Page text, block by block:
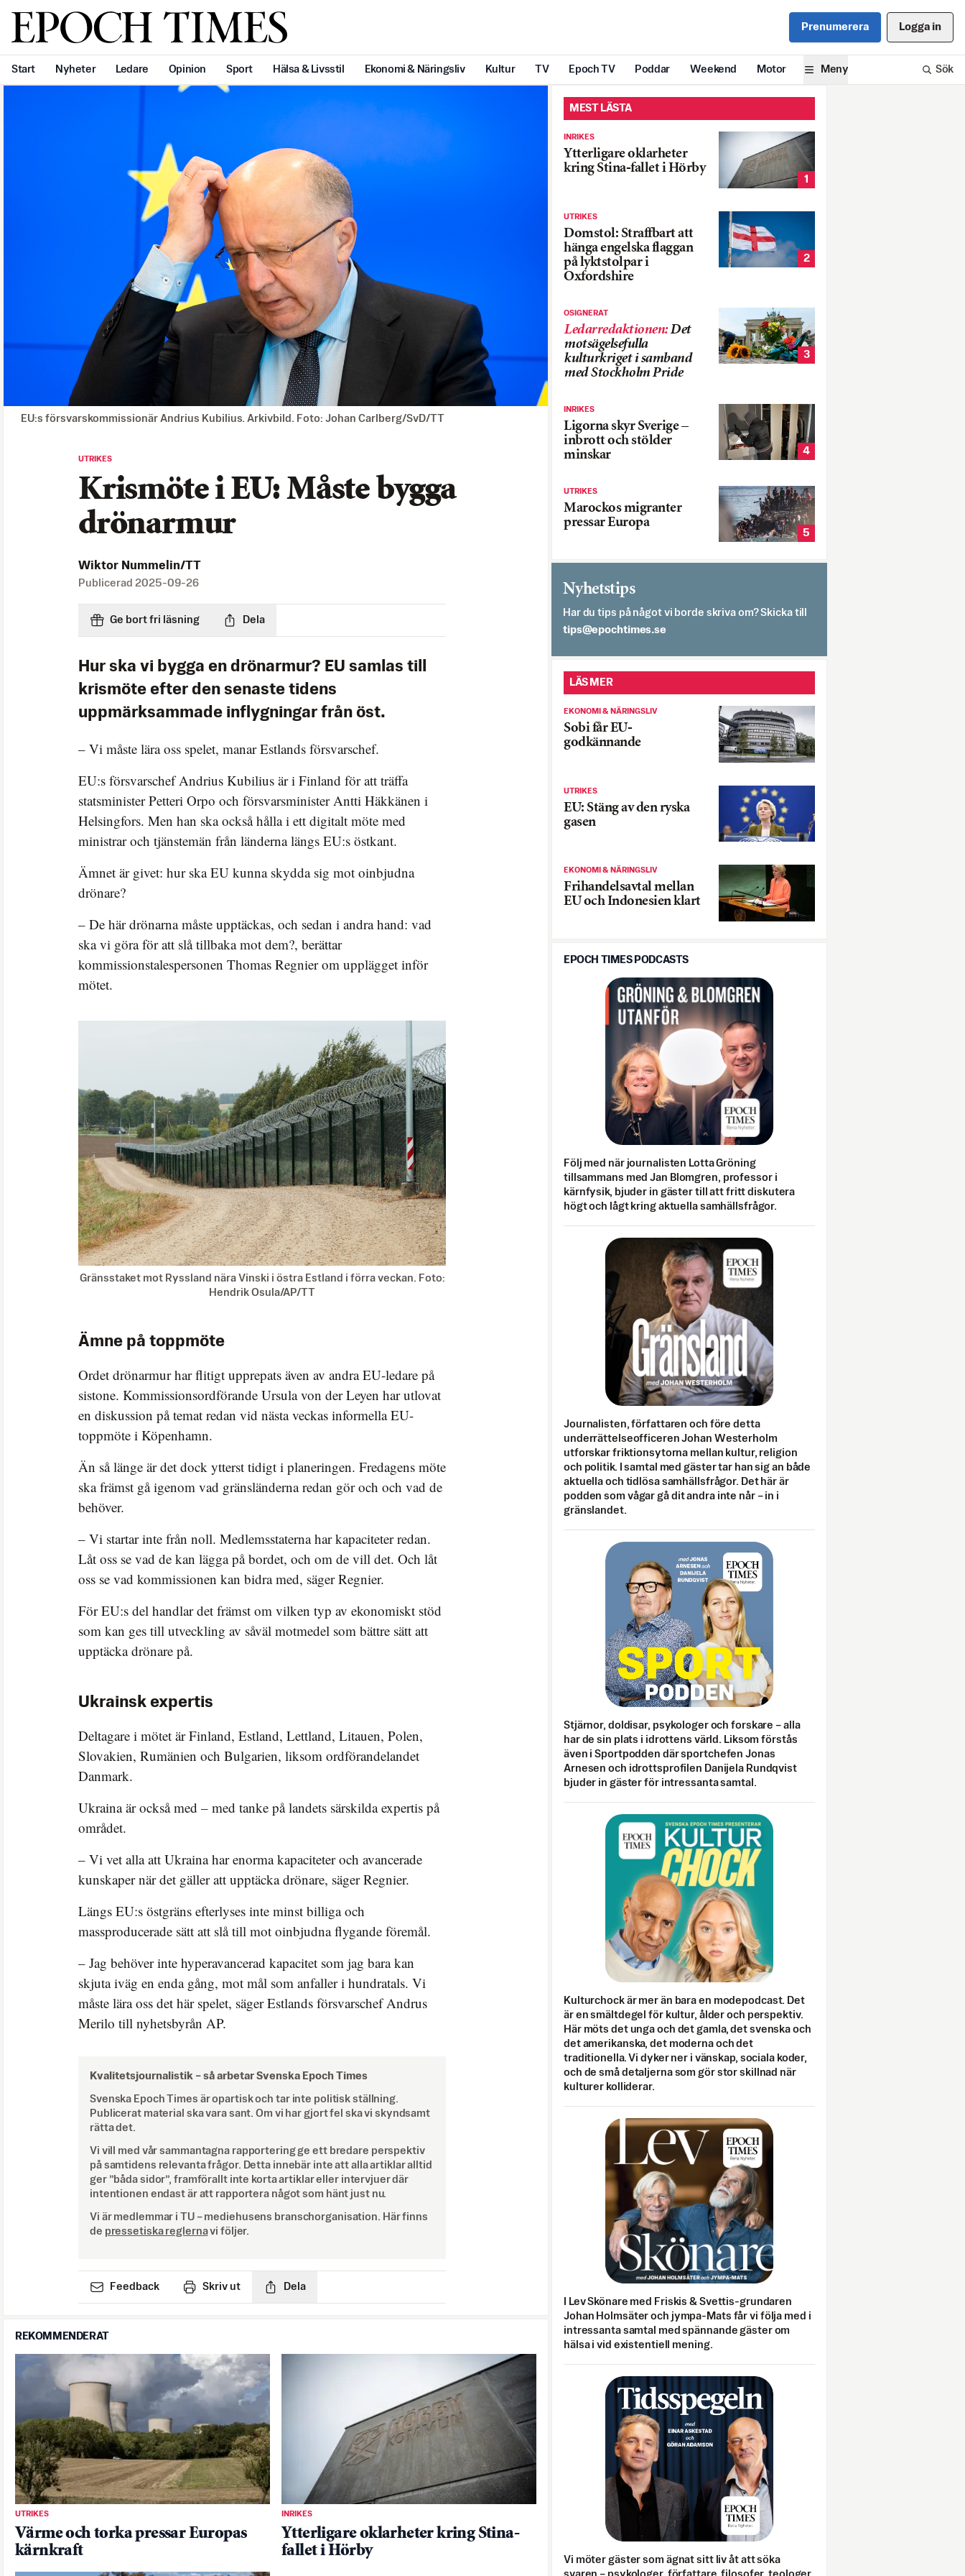
Svenska Epoch Times Prenumerera Logga in
Start Nyheter Ledare Opinion Sport Hälsa & Livsstil Ekonomi & Näringsliv Kultur TV Epoch TV Poddar Weekend Motor Meny Sök
EU:s försvarskommissionär Andrius Kubilius. Arkivbild. Foto: Johan Carlberg/SvD/TT
UTRIKES
Krismöte i EU: Måste bygga
drönarmur
Wiktor Nummelin/TT
Publicerad 2025-09-26
Ge bort fri läsning Dela
Hur ska vi bygga en drönarmur? EU samlas till
krismöte efter den senaste tidens
uppmärksammade inflygningar från öst.
– Vi måste lära oss spelet, manar Estlands försvarschef.
EU:s försvarschef Andrius Kubilius är i Finland för att träffa
statsminister Petteri Orpo och försvarsminister Antti Häkkänen i
Helsingfors. Men han ska också hålla i ett digitalt möte med
ministrar och tjänstemän från länderna längs EU:s östkant.
Ämnet är givet: hur ska EU kunna skydda sig mot oinbjudna
drönare?
– De här drönarna måste upptäckas, och sedan i andra hand: vad
ska vi göra för att slå tillbaka mot dem?, berättar
kommissionstalespersonen Thomas Regnier om upplägget inför
mötet.
Gränsstaket mot Ryssland nära Vinski i östra Estland i förra veckan. Foto:
Hendrik Osula/AP/TT
Ämne på toppmöte
Ordet drönarmur har flitigt upprepats även av andra EU-ledare på
sistone. Kommissionsordförande Ursula von der Leyen har utlovat
en diskussion på temat redan vid nästa veckas informella EU-
toppmöte i Köpenhamn.
Än så länge är det dock ytterst tidigt i planeringen. Fredagens möte
ska främst gå igenom vad gränsländerna redan gör och och vad de
behöver.
– Vi startar inte från noll. Medlemsstaterna har kapaciteter redan.
Låt oss se vad de kan lägga på bordet, och om de vill det. Och låt
oss se vad kommissionen kan bidra med, säger Regnier.
För EU:s del handlar det främst om vilken typ av ekonomiskt stöd
som kan ges till utveckling av såväl motmedel som bättre sätt att
upptäcka drönare på.
Ukrainsk expertis
Deltagare i mötet är Finland, Estland, Lettland, Litauen, Polen,
Slovakien, Rumänien och Bulgarien, liksom ordförandelandet
Danmark.
Ukraina är också med – med tanke på landets särskilda expertis på
området.
– Vi vet alla att Ukraina har enorma kapaciteter och avancerade
kunskaper när det gäller att upptäcka drönare, säger Regnier.
Längs EU:s östgräns efterlyses inte minst billiga och
massproducerade sätt att slå till mot oinbjudna flygande föremål.
– Jag behöver inte hyperavancerad kapacitet som jag bara kan
skjuta iväg en enda gång, mot mål som anfaller i hundratals. Vi
måste lära oss det här spelet, säger Estlands försvarschef Andrus
Merilo till nyhetsbyrån AP.
Kvalitetsjournalistik – så arbetar Svenska Epoch Times
Svenska Epoch Times är opartisk och tar inte politisk ställning.
Publicerat material ska vara sant. Om vi har gjort fel ska vi skyndsamt
rätta det.
Vi vill med vår sammantagna rapportering ge ett bredare perspektiv
på samtidens relevanta frågor. Detta innebär inte att alla artiklar alltid
ger ”båda sidor”, framförallt inte korta artiklar eller intervjuer där
intentionen endast är att rapportera något som hänt just nu.
Vi är medlemmar i TU – mediehusens branschorganisation. Här finns
de pressetiska reglernavi följer.
Feedback Skriv ut Dela
REKOMMENDERAT
UTRIKES
Värme och torka pressar Europas
kärnkraft
INRIKES
Ytterligare oklarheter kring Stina-
fallet i Hörby
MEST LÄSTA
INRIKES
Ytterligare oklarheter
kring Stina-fallet i Hörby
1
UTRIKES
Domstol: Straffbart att
hänga engelska flaggan
på lyktstolpar i
Oxfordshire
2
OSIGNERAT
Ledarredaktionen:Det
motsägelsefulla
kulturkriget i samband
med Stockholm Pride
3
INRIKES
Ligorna skyr Sverige –
inbrott och stölder
minskar
4
UTRIKES
Marockos migranter
pressar Europa
5
Nyhetstips
Har du tips på något vi borde skriva om? Skicka till
es.semithcope@spit
LÄS MER
EKONOMI & NÄRINGSLIV
Sobi får EU-
godkännande
UTRIKES
EU: Stäng av den ryska
gasen
EKONOMI & NÄRINGSLIV
Frihandelsavtal mellan
EU och Indonesien klart
EPOCH TIMES PODCASTS
Följ med när journalisten Lotta Gröning
tillsammans med Jan Blomgren, professor i
kärnfysik, bjuder in gäster till att fritt diskutera
högt och lågt kring aktuella samhällsfrågor.
Journalisten, författaren och före detta
underrättelseofficeren Johan Westerholm
utforskar friktionsytorna mellan kultur, religion
och politik. I samtal med gäster tar han sig an både
aktuella och tidlösa samhällsfrågor. Det här är
podden som vågar gå dit andra inte når – in i
gränslandet.
Stjärnor, doldisar, psykologer och forskare – alla
har de sin plats i idrottens värld. Liksom förstås
även i Sportpodden där sportchefen Jonas
Arnesen och idrottsprofilen Danijela Rundqvist
bjuder in gäster för intressanta samtal.
Kulturchock är mer än bara en modepodcast. Det
är en smältdegel för kultur, ålder och perspektiv.
Här möts det unga och det gamla, det svenska och
det amerikanska, det moderna och det
traditionella. Vi dyker ner i vänskap, sociala koder,
och de små detaljerna som gör stor skillnad när
kulturer kolliderar.
I Lev Skönare med Friskis & Svettis-grundaren
Johan Holmsäter och jympa-Mats får vi följa med i
intressanta samtal med spännande gäster om
hälsa i vid existentiell mening.
Vi möter gäster som ägnat sitt liv åt att söka